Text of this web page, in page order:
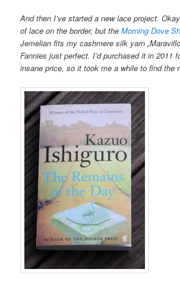
And then I’ve started a new lace project.
of lace on the border, but theMorning Dove
Jemelian fits my cashmere silk yarn
Fannies just perfect. I’d purchased it in 2011
insane price, so it took me a while to find the